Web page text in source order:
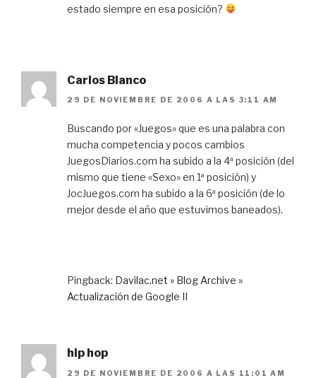
estado siempre en esa posición?
Carlos Blanco
29 DE NOVIEMBRE DE 2006 A LAS 3:11 AM
Buscando por «Juegos» que es una palabra con
mucha competencia y pocos cambios
JuegosDiarios.com ha subido a la 4ª posición (del
mismo que tiene «Sexo» en 1ª posición) y
JocJuegos.com ha subido a la 6ª posición (de lo
mejor desde el año que estuvimos baneados).
Pingback: Davilac.net » Blog Archive »
Actualización de Google II
hip hop
29 DE NOVIEMBRE DE 2006 A LAS 11:01 AM